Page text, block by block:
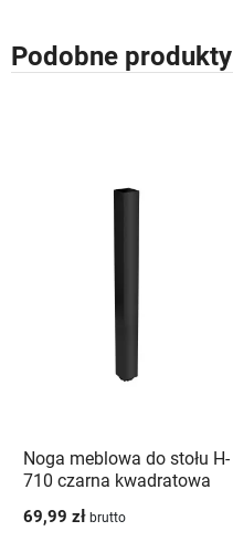
Podobne produkty
Noga meblowa do stołu H-
710 czarna kwadratowa
69,99 zł brutto